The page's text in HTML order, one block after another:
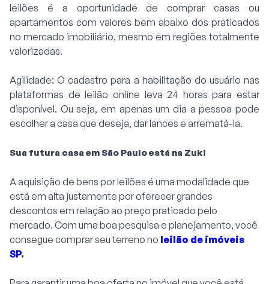
leilões é a oportunidade de comprar casas ou
apartamentos com valores bem abaixo dos praticados
no mercado imobiliário, mesmo em regiões totalmente
valorizadas.
Agilidade: O cadastro para a habilitação do usuário nas
plataformas de leilão online leva 24 horas para estar
disponível. Ou seja, em apenas um dia a pessoa pode
escolher a casa que deseja, dar lances e arrematá-la.
Sua futura casa em São Paulo está na Zuk!
A aquisição de bens por leilões é uma modalidade que
está em alta justamente por oferecer grandes
descontos em relação ao preço praticado pelo
mercado. Com uma boa pesquisa e planejamento, você
consegue comprar seu terreno no leilão de imóveis
SP.